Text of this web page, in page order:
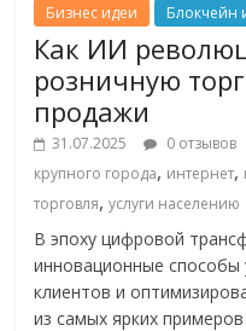
Бизнес идеи Блокчейн
Как ИИ
розничную
продажи
31.07.2025 0 отзывов
крупного города, интернет,
торговля,услуги населению
В эпоху цифровой
инновационные
клиентов и
из самых ярких примеров